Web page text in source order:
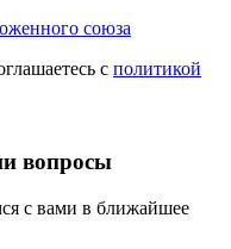
союза
с политикой
вопросы
с вами в ближайшее